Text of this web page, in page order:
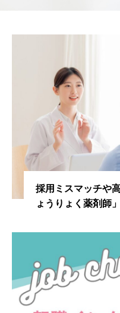
採用ミスマッチや
ょうりょく薬剤師